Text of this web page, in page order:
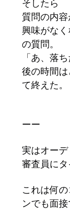
そしたら
質問の内
興味がな
の質問。
「あ、落ち
後の時間
て終えた。
ーー
実はオー
審査員に
これは何
ンでも面接